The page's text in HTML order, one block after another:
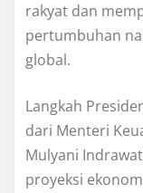
rakyat dan
pertumbuhan
global.
Langkah
dari Menteri
Mulyani
proyeksi